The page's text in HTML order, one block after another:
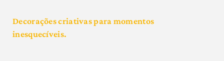
Decorações criativas para momentos
inesquecíveis.